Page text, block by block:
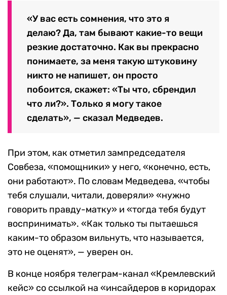
«У вас есть сомнения, что это я
делаю? Да, там бывают какие-то вещи
резкие достаточно. Как вы прекрасно
понимаете, за меня такую штуковину
никто не напишет, он просто
побоится, скажет: «Ты что, сбрендил
что ли?». Только я могу такое
сделать», — сказал Медведев.
При этом, как отметил зампредседателя
Совбеза, «помощники» у него, «конечно, есть,
они работают». По словам Медведева, «чтобы
тебя слушали, читали, доверяли» «нужно
говорить правду-матку» и «тогда тебя будут
воспринимать». «Как только ты пытаешься
каким-то образом вильнуть, что называется,
это не оценят», — уверен он.
В конце ноября телеграм-канал «Кремлевский
кейс» со ссылкой на «инсайдеров в коридорах